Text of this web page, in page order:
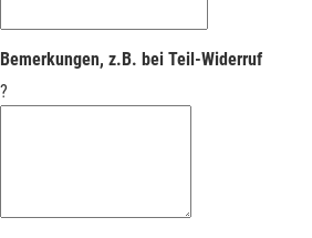
Bemerkungen, z.B. bei Teil-Widerruf
?